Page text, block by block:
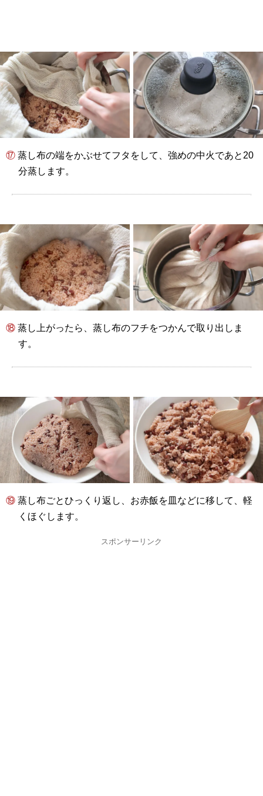
⑰ 蒸し布の端をかぶせてフタをして、強めの中火であと20
分蒸します。
⑱ 蒸し上がったら、蒸し布のフチをつかんで取り出しま
す。
⑲ 蒸し布ごとひっくり返し、お赤飯を皿などに移して、軽
くほぐします。
スポンサーリンク